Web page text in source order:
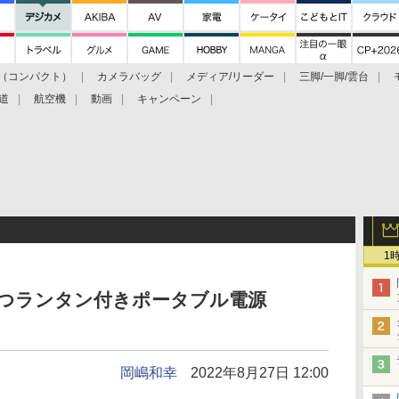
コンパクト） カメラバッグ メディア/リーダー 三脚/一脚/雲台
航空機 動画 キャンペーン
1
ランタン付きポータブル電源
岡嶋和幸 2022年8月27日 12:00